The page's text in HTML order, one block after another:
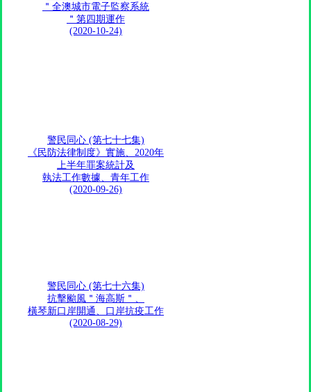
＂全澳城市電子監察系統
＂第四期運作
(2020-10-24)
警民同心 (第七十七集)
《民防法律制度》實施、2020年
上半年罪案統計及
執法工作數據、青年工作
(2020-09-26)
警民同心 (第七十六集)
抗擊颱風＂海高斯＂、
橫琴新口岸開通、口岸抗疫工作
(2020-08-29)